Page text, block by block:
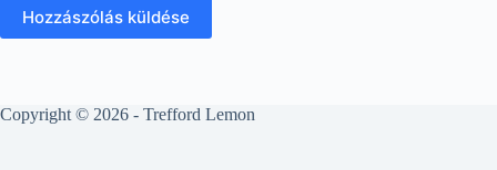
Hozzászólás küldése
Copyright © 2026 - Trefford Lemon